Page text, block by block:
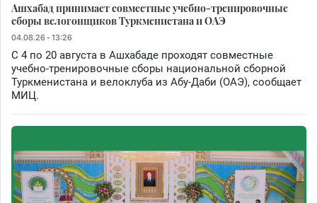
Ашхабад принимает совместные учебно-тренировочные
сборы велогонщиков Туркменистана и ОАЭ
04.08.26 - 13:26
С 4 по 20 августа в Ашхабаде проходят совместные
учебно-тренировочные сборы национальной сборной
Туркменистана и велоклуба из Абу-Даби (ОАЭ), сообщает
МИЦ.